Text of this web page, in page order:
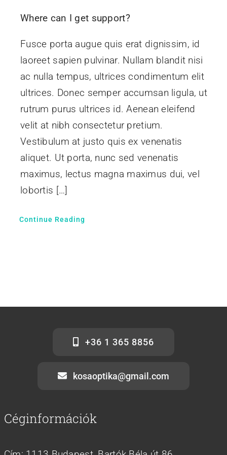
Where can I get support?
Fusce porta augue quis erat dignissim, id
laoreet sapien pulvinar. Nullam blandit nisi
ac nulla tempus, ultrices condimentum elit
ultrices. Donec semper accumsan ligula, ut
rutrum purus ultrices id. Aenean eleifend
velit at nibh consectetur pretium.
Vestibulum at justo quis ex venenatis
aliquet. Ut porta, nunc sed venenatis
maximus, lectus magna maximus dui, vel
lobortis […]
Continue Reading
+36 1 365 8856
kosaoptika@gmail.com
Céginformációk